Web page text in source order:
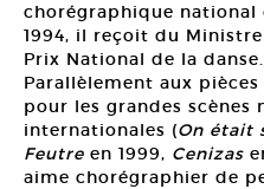
chorégraphique national
1994, il reçoit du
Prix National de la danse.
Parallèlement aux pièces
pour les grandes scènes
internationales (On était
Feutre en 1999, Cenizas
aime chorégraphier de